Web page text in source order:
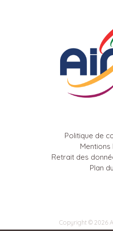
Politique de
Mentions
Retrait des
Plan
Copyright © 2026